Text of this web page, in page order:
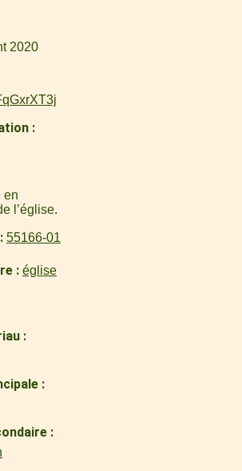
2020
en
l’église.
55166-01
église